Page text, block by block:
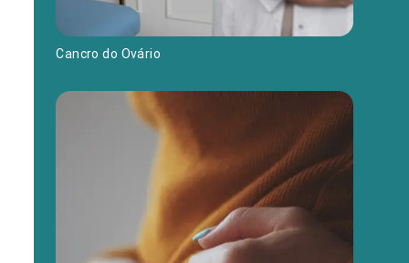
Cancro do Ovário